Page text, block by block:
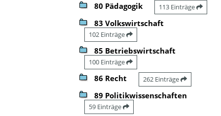
80 Pädagogik 113 Einträge
83 Volkswirtschaft
102 Einträge
85 Betriebswirtschaft
100 Einträge
86 Recht 262 Einträge
89 Politikwissenschaften
59 Einträge